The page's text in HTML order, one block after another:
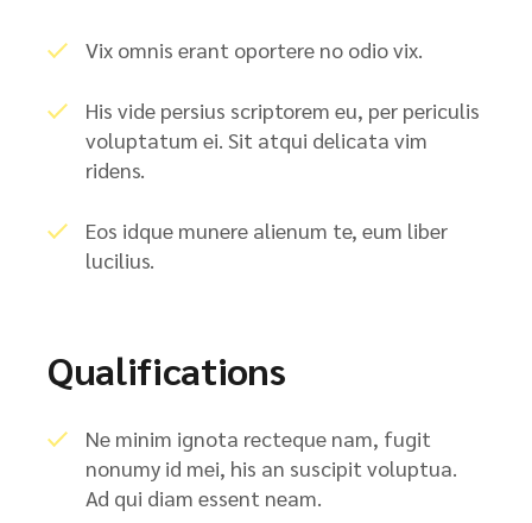
Vix omnis erant oportere no odio vix.
His vide persius scriptorem eu, per periculis
voluptatum ei. Sit atqui delicata vim
ridens.
Eos idque munere alienum te, eum liber
lucilius.
Qualifications
Ne minim ignota recteque nam, fugit
nonumy id mei, his an suscipit voluptua.
Ad qui diam essent neam.